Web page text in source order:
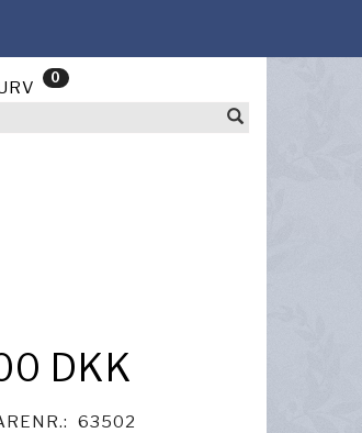
0
DKK
63502